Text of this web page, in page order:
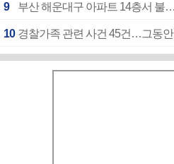
9 부산 해운대구 아파트 14층서 불
10 경찰가족 관련 사건 45건…그동